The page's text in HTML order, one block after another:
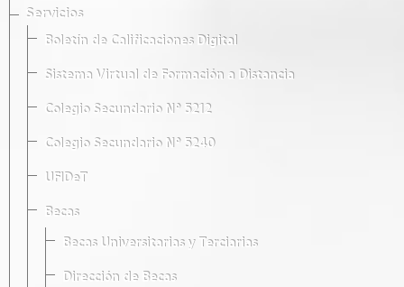
Servicios
Boletín de Calificaciones Digital
Sistema Virtual de Formación a Distancia
Colegio Secundario Nº 5212
Colegio Secundario Nº 5240
UFIDeT
Becas
Becas Universitarias y Terciarias
Dirección de Becas